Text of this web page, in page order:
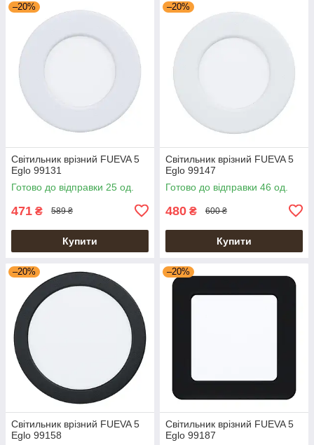
–20%
Світильник врізний FUEVA 5
Eglo 99131
Готово до відправки 25 од.
471 ₴ 589 ₴
Купити
–20%
Світильник врізний FUEVA 5
Eglo 99147
Готово до відправки 46 од.
480 ₴ 600 ₴
Купити
–20%
Світильник врізний FUEVA 5
Eglo 99158
–20%
Світильник врізний FUEVA 5
Eglo 99187